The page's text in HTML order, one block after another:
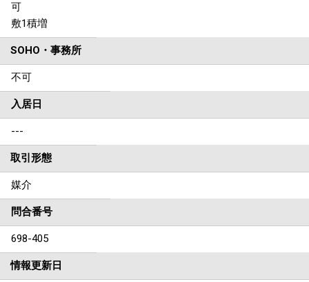
可
敷1積増
SOHO・事務所
不可
入居日
---
取引形態
媒介
問合番号
698-405
情報更新日